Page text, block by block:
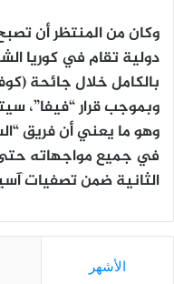
وكان من المنتظر أن
دولية تقام في كوريا
بالكامل خلال جائحة
وبموجب قرار “فيفا”،
وهو ما يعني أن فريق
في جميع مواجهاته حتى
الثانية ضمن تصفيات
الأشهر